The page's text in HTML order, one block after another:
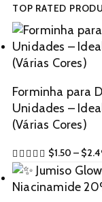
TOP RATED
Forminha para
Unidades –
(Várias Cores)
$1.50 – $